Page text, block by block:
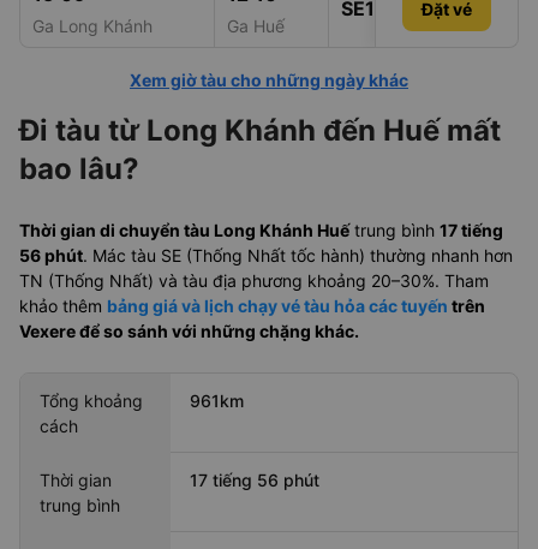
Ga Long Khánh Ga Huế
SE10 1.191.000đ
Đặt vé
Đặt vé
Xem giờ tàu cho những ngày khác
Đi tàu từ Long Khánh đến Huế mất
bao lâu?
Thời gian di chuyển tàu Long Khánh Huếtrung bình 17 tiếng
56 phút. Mác tàu SE (Thống Nhất tốc hành) thường nhanh hơn
TN (Thống Nhất) và tàu địa phương khoảng 20–30%. Tham
khảo thêm bảng giá và lịch chạy vé tàu hỏa các tuyến trên
Vexere để so sánh với những chặng khác.
Tổng khoảng
cách
961km
Thời gian
trung bình
17 tiếng 56 phút